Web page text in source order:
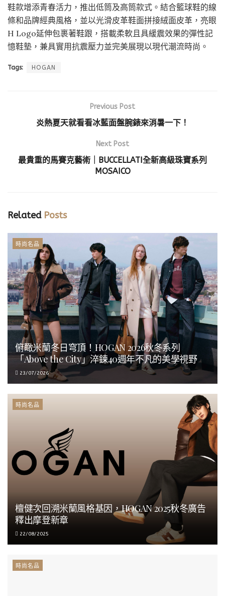
鞋款增添青春活力，推出低筒及高筒款式。結合籃球鞋的線
條和品牌經典風格，並以光滑皮革鞋面拼接絨面皮革，亮眼
H Logo延伸包裹著鞋跟，搭載柔軟且具緩震效果的彈性記
憶鞋墊，兼具實用抗震壓力並完美展現以現代潮流時尚。
Tags: HOGAN
Previous Post
炎熱夏天就看看冰藍面盤腕錶來消暑一下！
Next Post
最貴重的馬賽克藝術｜BUCCELLATI全新高級珠寶系列
MOSAICO
RelatedPosts
時尚名品
俯瞰米蘭冬日穹頂！HOGAN 2026秋冬系列
「Above the City」淬鍊40週年不凡的美學視野
23/07/2026
時尚名品
檀健次回溯米蘭風格基因，HOGAN 2025秋冬廣告
釋出摩登新章
22/08/2025
時尚名品